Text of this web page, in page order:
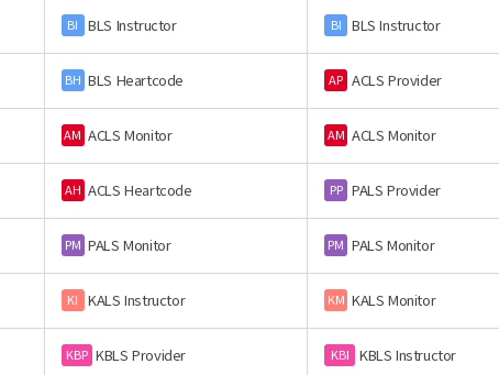
BI BLS Instructor BI BLS Instructor
BH BLS Heartcode AP ACLS Provider
AM ACLS Monitor AM ACLS Monitor
AH ACLS Heartcode PP PALS Provider
PM PALS Monitor PM PALS Monitor
KI KALS Instructor KM KALS Monitor
KBP KBLS Provider KBI KBLS Instructor